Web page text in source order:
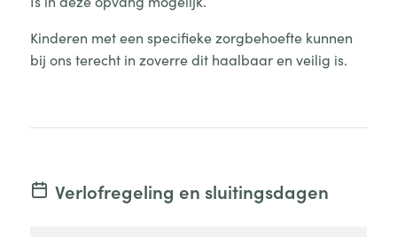
Kinderen met een specifieke zorgbehoefte kunnen
bij ons terecht in zoverre dit haalbaar en veilig is.
Verlofregeling en sluitingsdagen